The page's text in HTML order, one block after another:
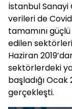
İstanbul Sanayi
verileri de
tamamını
edilen
Haziran
sektörlerdeki
başladığı
gerçekleşti.